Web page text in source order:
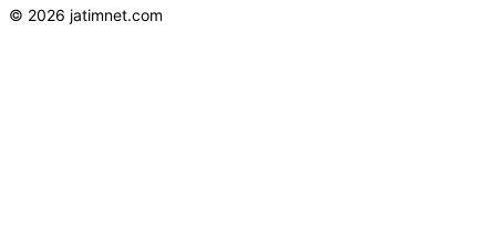
© 2026 jatimnet.com